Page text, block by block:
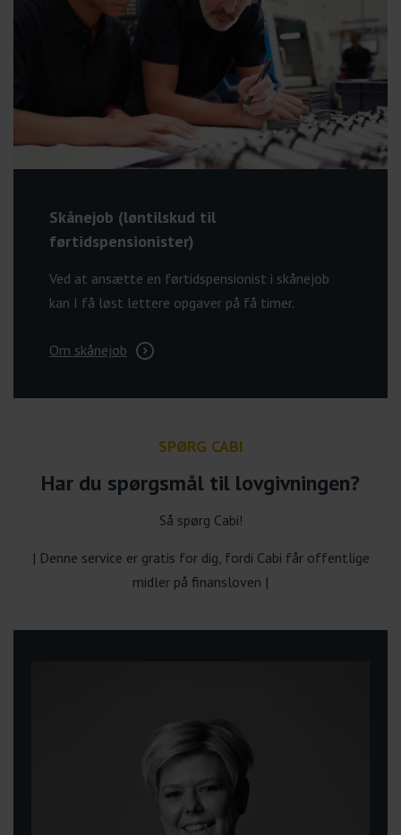
Skånejob (løntilskud til
førtidspensionister)
Ved at ansætte en førtidspensionist i skånejob
kan I få løst lettere opgaver på få timer.
Om skånejob
SPØRG CABI
Har du spørgsmål til lovgivningen?
Så spørg Cabi!
| Denne service er gratis for dig, fordi Cabi får offentlige
midler på finansloven |